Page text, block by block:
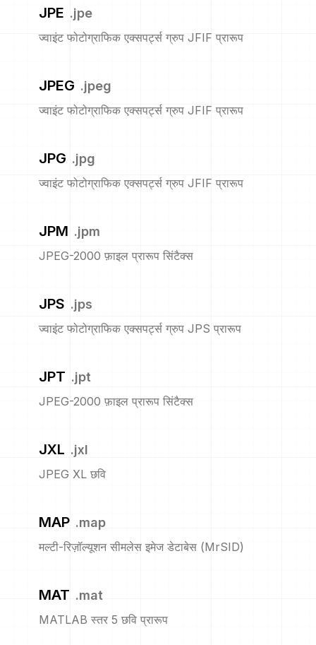
JPE .jpe
ज्वाइंट फोटोग्राफिक एक्सपर्ट्स ग्रुप JFIF प्रारूप
JPEG .jpeg
ज्वाइंट फोटोग्राफिक एक्सपर्ट्स ग्रुप JFIF प्रारूप
JPG .jpg
ज्वाइंट फोटोग्राफिक एक्सपर्ट्स ग्रुप JFIF प्रारूप
JPM .jpm
JPEG-2000 फ़ाइल प्रारूप सिंटैक्स
JPS .jps
ज्वाइंट फोटोग्राफिक एक्सपर्ट्स ग्रुप JPS प्रारूप
JPT .jpt
JPEG-2000 फ़ाइल प्रारूप सिंटैक्स
JXL .jxl
JPEG XL छवि
MAP .map
मल्टी-रिज़ॉल्यूशन सीमलेस इमेज डेटाबेस (MrSID)
MAT .mat
MATLAB स्तर 5 छवि प्रारूप